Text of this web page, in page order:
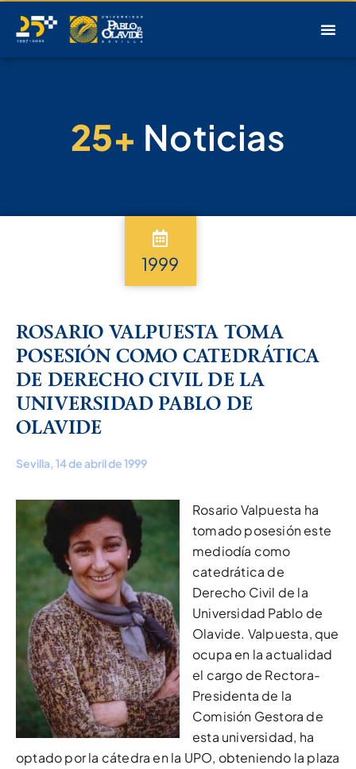
25+ Noticias
1999
ROSARIO VALPUESTA TOMA
POSESIÓN COMO CATEDRÁTICA
DE DERECHO CIVIL DE LA
UNIVERSIDAD PABLO DE
OLAVIDE
Sevilla, 14 de abril de 1999
Rosario Valpuesta ha
tomado posesión este
mediodía como
catedrática de
Derecho Civil de la
Universidad Pablo de
Olavide. Valpuesta, que
ocupa en la actualidad
el cargo de Rectora-
Presidenta de la
Comisión Gestora de
esta universidad, ha
optado por la cátedra en la UPO, obteniendo la plaza